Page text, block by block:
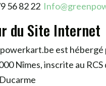
56 82 22
du Site Internet
est
Nîmes, inscrite au